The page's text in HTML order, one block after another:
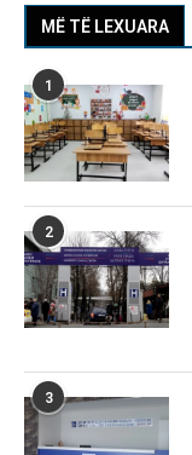
MË TË LEXUARA
1
2
3